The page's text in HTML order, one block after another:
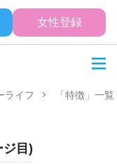
女性登録
ライフ 「特徴」一
ジ目)